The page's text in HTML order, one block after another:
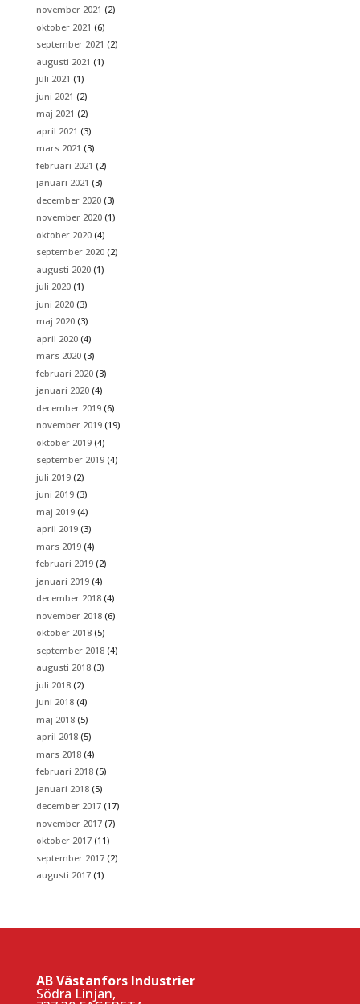
november 2021 (2)
oktober 2021 (6)
september 2021 (2)
augusti 2021 (1)
juli 2021 (1)
juni 2021 (2)
maj 2021 (2)
april 2021 (3)
mars 2021 (3)
februari 2021 (2)
januari 2021 (3)
december 2020(3)
november 2020(1)
oktober 2020(4)
september 2020(2)
augusti 2020(1)
juli 2020(1)
juni 2020(3)
maj 2020(3)
april 2020(4)
mars 2020(3)
februari 2020(3)
januari 2020(4)
december 2019(6)
november 2019(19)
oktober 2019(4)
september 2019(4)
juli 2019(2)
juni 2019(3)
maj 2019(4)
april 2019(3)
mars 2019(4)
februari 2019(2)
januari 2019(4)
december 2018(4)
november 2018(6)
oktober 2018(5)
september 2018(4)
augusti 2018(3)
juli 2018(2)
juni 2018(4)
maj 2018(5)
april 2018(5)
mars 2018(4)
februari 2018(5)
januari 2018(5)
december 2017(17)
november 2017(7)
oktober 2017(11)
september 2017(2)
augusti 2017(1)
AB Västanfors Industrier
Södra Linjan,